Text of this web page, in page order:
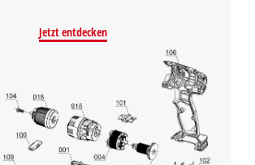
Jetzt entdecken